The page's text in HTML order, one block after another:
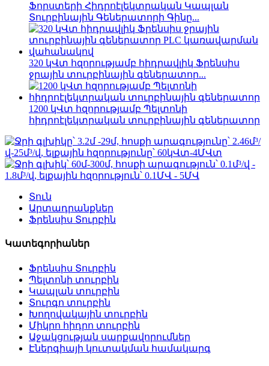
Ֆորստերի Հիդրոէլեկտրական Կապլան
Տուրբինային Գեներատորի Գինը...
320 կՎտ հզորությամբ հիդրավլիկ Ֆրենսիս
ջրային տուրբինային գեներատոր...
1200 կՎտ հզորությամբ Պելտոնի
հիդրոէլեկտրական տուրբինային գեներատոր
Տուն
Արտադրանքներ
Ֆրենսիս Տուրբին
Կատեգորիաներ
Ֆրենսիս Տուրբին
Պելտոնի տուրբին
Կապլան տուրբին
Տուրգո տուրբին
Խողովակային տուրբին
Միկրո հիդրո տուրբին
Աջակցության սարքավորումներ
Էներգիայի կուտակման համակարգ